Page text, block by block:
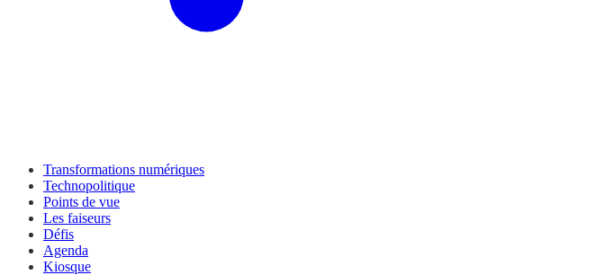
Transformations numériques
Technopolitique
Points de vue
Les faiseurs
Défis
Agenda
Kiosque